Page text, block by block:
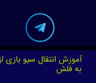
به فلش